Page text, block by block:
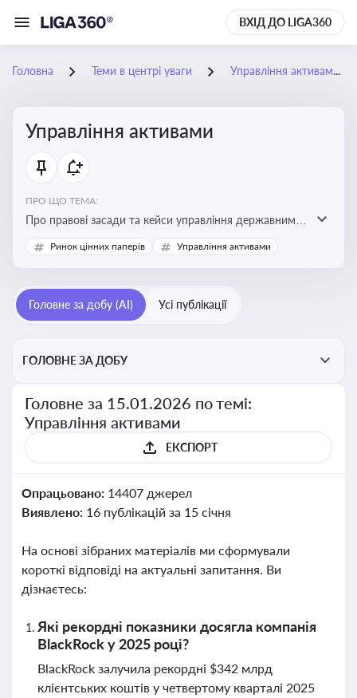
ВХІД ДО LIGA360
Головна Теми в центрі уваги Управління активами
Управління активами
ПРО ЩО ТЕМА:
Про правові засади та кейси управління державними,
комунальними та корпоративними активами, для
юристів і керівників, які відповідають за збереження
Ринок цінних паперів Управління активами
Головне за добу (AI) Усі публікації
ГОЛОВНЕ ЗА ДОБУ
Головне за 15.01.2026 по темі:
Управління активами
ЕКСПОРТ
Опрацьовано: 14407 джерел
Виявлено: 16 публікацій за 15 січня
На основі зібраних матеріалів ми сформували
короткі відповіді на актуальні запитання. Ви
дізнаєтесь:
Які рекордні показники досягла компанія
BlackRock у 2025 році?
BlackRock залучила рекордні $342 млрд
клієнтських коштів у четвертому кварталі 2025